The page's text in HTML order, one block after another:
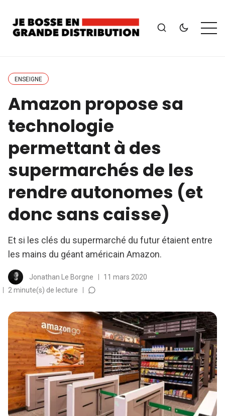
ENSEIGNE
Amazon propose sa
technologie
permettant à des
supermarchés de les
rendre autonomes (et
donc sans caisse)
Et si les clés du supermarché du futur étaient entre
les mains du géant américain Amazon.
Jonathan Le Borgne
11 mars 2020
2 minute(s) de lecture